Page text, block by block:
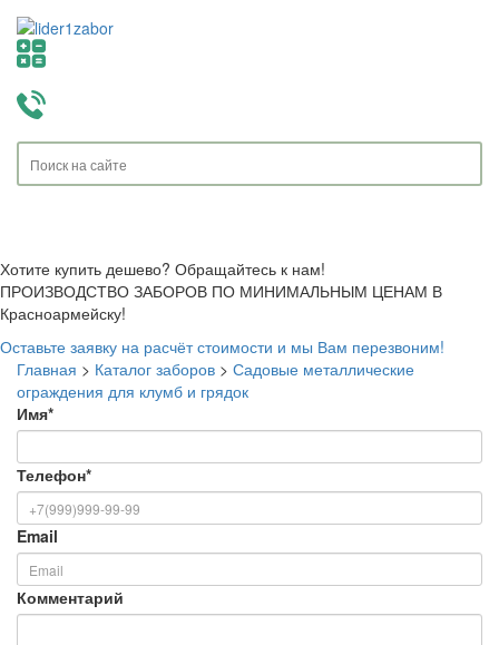
Хотите купить дешево? Обращайтесь к нам!
ПРОИЗВОДСТВО ЗАБОРОВ ПО МИНИМАЛЬНЫМ ЦЕНАМ В
Красноармейску!
Оставьте заявку на расчёт стоимости и мы Вам перезвоним!
Главная > Каталог заборов > Садовые металлические
ограждения для клумб и грядок
Имя*
Телефон*
Email
Комментарий